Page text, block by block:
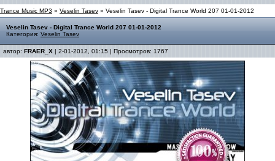
Trance Music MP3 » Veselin Tasev » Veselin Tasev - Digital Trance World 207 01-01-2012
Veselin Tasev - Digital Trance World 207 01-01-2012
Категория: Veselin Tasev
автор: FRAER_X | 2-01-2012, 01:15 | Просмотров: 1767